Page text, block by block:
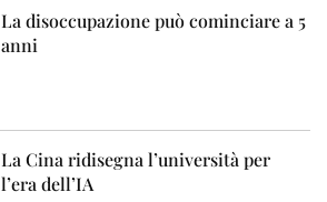
La disoccupazione può cominciare a 5
anni
La Cina ridisegna l’università per
l’era dell’IA